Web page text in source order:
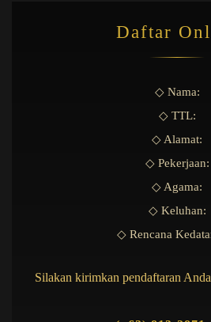
Daftar
◇ Nama:
◇ TTL:
◇ Alamat:
◇ Pekerjaan:
◇ Agama:
◇ Keluhan:
◇ Rencana
Silakan kirimkan pendaftaran